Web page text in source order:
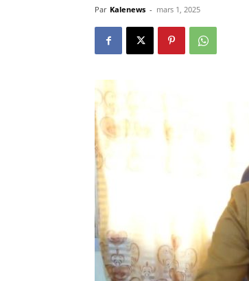
Par Kalenews - mars 1, 2025